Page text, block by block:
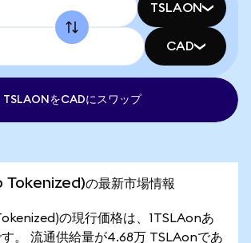
TSLAON
CAD
TSLAONをCADにスワップ
の最新市場情報
の現行価格は、1TSLAonあ
。 流通供給量が4.68万 TSLAonであ